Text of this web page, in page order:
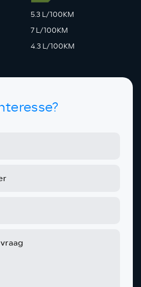
5.3 L/100KM
7 L/100KM
4.3 L/100KM